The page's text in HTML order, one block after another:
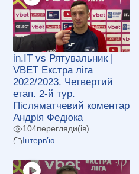
in.IT vs Рятувальник |
VBET Екстра ліга
2022/2023. Четвертий
етап. 2-й тур.
Післяматчевий коментар
Андрія Федюка
104перегляди(ів)
Інтерв’ю